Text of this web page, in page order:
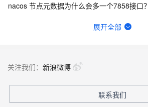
nacos 节点元数据为什么会多一个7858接口？
Nacos登录密码忘记了如何修改？
Nacos2.2.1版本可以不配置数据库吗?
nacos的docker镜像去哪里下？
展开全部
关注我们： 新浪微博
联系我们